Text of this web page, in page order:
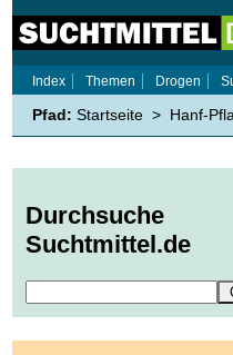
Index
Themen Drogen
Pfad: Startseite > Hanf-
Durchsuche
Suchtmittel.de